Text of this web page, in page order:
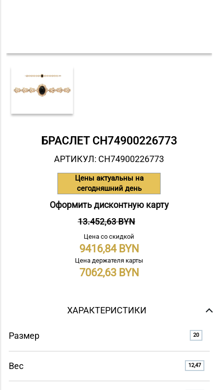
БРАСЛЕТ СH74900226773
АРТИКУЛ: СH74900226773
Цены актуальны на
сегодняшний день
Оформить дисконтную карту
13.452,63 BYN
Цена со скидкой
9416,84
Цена держателя карты
7062,63
ХАРАКТЕРИСТИКИ
Размер 20
Вес 12,47